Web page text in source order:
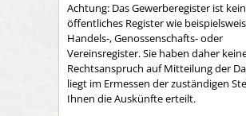
Achtung: Das Gewerberegister ist kein
öffentliches Register wie
Handels-, Genossenschafts- oder
Vereinsregister. Sie haben daher
Rechtsanspruch auf Mitteilung der
liegt im Ermessen der zuständigen
Ihnen die Auskünfte erteilt.